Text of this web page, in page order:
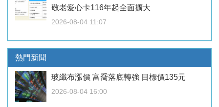
敬老愛心卡116年起全面擴大
2026-08-04 11:07
熱門新聞
玻纖布漲價 富喬落底轉強 目標價135元
2026-08-04 16:00